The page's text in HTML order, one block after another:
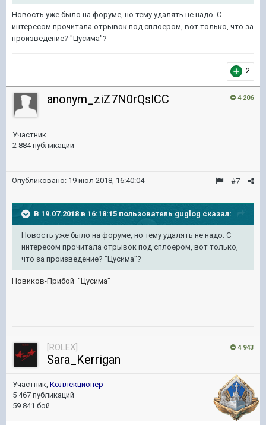
Новость уже было на форуме, но тему удалять не надо. С
интересом прочитала отрывок под сплоером, вот только, что за
произведение? "Цусима"?
2
4 206
anonym_ziZ7N0rQslCC
Участник
2 884 публикации
#7
Опубликовано: 19 июл 2018, 16:40:04
В 19.07.2018 в 16:18:15 пользователь guglog сказал:
Новость уже было на форуме, но тему удалять не надо. С
интересом прочитала отрывок под сплоером, вот только,
что за произведение? "Цусима"?
Новиков-Прибой "Цусима"
4 943
[ROLEX]
Sara_Kerrigan
Участник, Коллекционер
5 467 публикаций
59 841 бой